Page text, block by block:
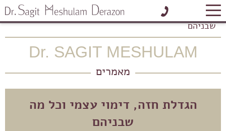
בית מאמרים»
הגדלת חזה, דימוי עצמי וכל מה
שבניהם
Dr. SAGIT MESHULAM
מאמרים
הגדלת חזה, דימוי עצמי וכל מה
שבניהם
לתיאום פגישה אישית